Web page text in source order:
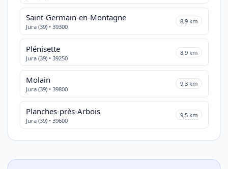
Saint-Germain-en-Montagne
Jura (39) • 39300
8,9 km
Plénisette
Jura (39) • 39250
8,9 km
Molain
Jura (39) • 39800
9,3 km
Planches-près-Arbois
Jura (39) • 39600
9,5 km